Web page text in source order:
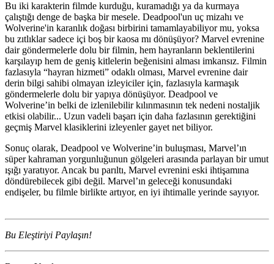
Bu iki karakterin filmde kurduğu, kuramadığı ya da kurmaya
çalıştığı denge de başka bir mesele. Deadpool'un uç mizahı ve
Wolverine'in karanlık doğası birbirini tamamlayabiliyor mu, yoksa
bu zıtlıklar sadece içi boş bir kaosa mı dönüşüyor? Marvel evrenine
dair göndermelerle dolu bir filmin, hem hayranların beklentilerini
karşılayıp hem de geniş kitlelerin beğenisini alması imkansız. Filmin
fazlasıyla “hayran hizmeti” odaklı olması, Marvel evrenine dair
derin bilgi sahibi olmayan izleyiciler için, fazlasıyla karmaşık
göndermelerle dolu bir yapıya dönüşüyor. Deadpool ve
Wolverine’in belki de izlenilebilir kılınmasının tek nedeni nostaljik
etkisi olabilir... Uzun vadeli başarı için daha fazlasının gerektiğini
geçmiş Marvel klasiklerini izleyenler gayet net biliyor.
Sonuç olarak, Deadpool ve Wolverine’in buluşması, Marvel’ın
süper kahraman yorgunluğunun gölgeleri arasında parlayan bir umut
ışığı yaratıyor. Ancak bu parıltı, Marvel evrenini eski ihtişamına
döndürebilecek gibi değil. Marvel’ın geleceği konusundaki
endişeler, bu filmle birlikte artıyor, en iyi ihtimalle yerinde sayıyor.
Bu Eleştiriyi Paylaşın!